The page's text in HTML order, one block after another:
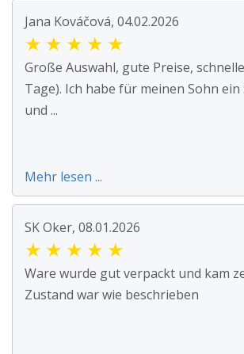
Jana Kováčová, 04.02.2026
★ ★ ★ ★ ★
Große Auswahl, gute Preise,
Tage). Ich habe für meinen Sohn
und ...
Mehr lesen ...
SK Oker, 08.01.2026
★ ★ ★ ★ ★
Ware wurde gut verpackt und kam
Zustand war wie beschrieben